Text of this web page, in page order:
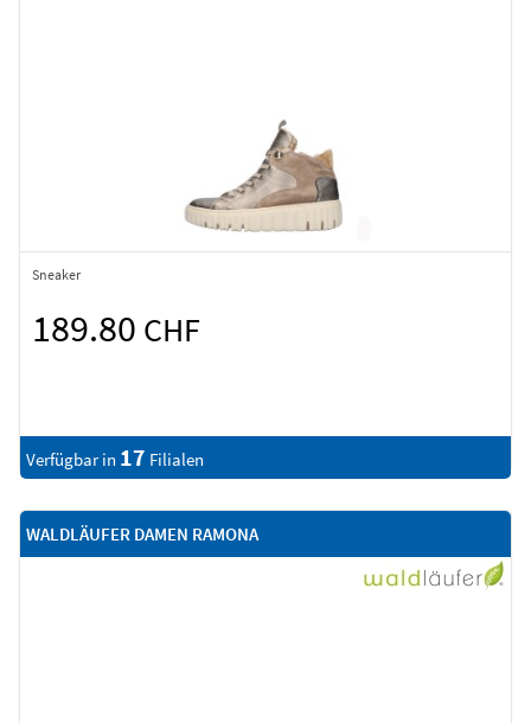
Sneaker
189.80 CHF
Verfügbar in 17 Filialen
WALDLÄUFER DAMEN RAMONA